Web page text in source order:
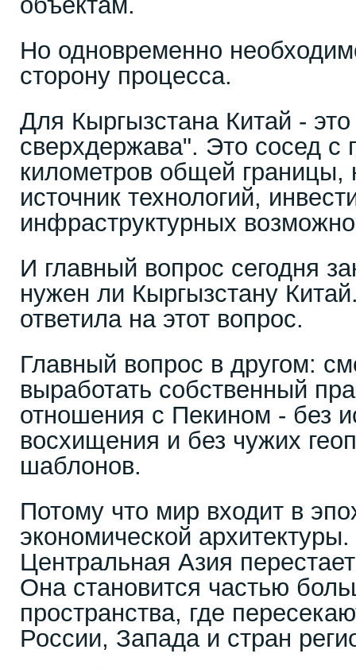
Но одновременно
сторону процесса.
Для Кыргызстана Китай -
сверхдержава". Это сосед с
километров общей границы,
источник технологий,
инфраструктурных
И главный вопрос сегодня
нужен ли Кыргызстану
ответила на этот вопрос.
Главный вопрос в другом:
выработать собственный
отношения с Пекином - без
восхищения и без чужих
шаблонов.
Потому что мир входит в
экономической
Центральная Азия
Она становится частью
пространства, где
России, Запада и стран